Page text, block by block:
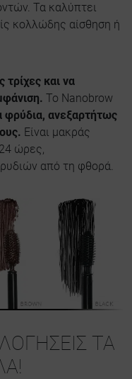
Τα καλύπτει
κολλώδης αίσθηση ή
τρίχες και να
Το Nanobrow
φρύδια, ανεξαρτήτως
Είναι μακράς
ώρες,
από τη φθορά.
ΤΑ